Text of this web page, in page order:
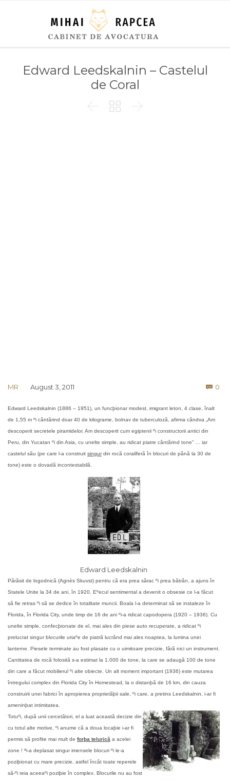
Edward Leedskalnin – Castelul
de Coral
  
MR August 3, 2011  0
Edward Leedskalnin (1886 – 1951), un funcþionar modest, imigrant leton, 4 clase, înalt
de 1,55 m ºi cântãrind doar 40 de kilograme, bolnav de tuberculozã, afirma cândva „Am
descoperit secretele piramidelor. Am descoperit cum egiptenii ºi constructorii antici din
Peru, din Yucatan ºi din Asia, cu unelte simple, au ridicat piatre cântãrind tone” … iar
castelul sãu (pe care l-a construit singurdin rocã coraliferã în blocuri de pânã la 30 de
tone) este o dovadã incontestabilã.
Edward Leedskalnin
Pãrãsit de logodnicã (Agnès Skuvst) pentru cã era prea sãrac ºi prea bãtrân, a ajuns în
Statele Unite la 34 de ani, în 1920. Eºecul sentimental a devenit o obsesie ce l-a fãcut
sã fie retras ºi sã se dedice în totalitate muncii. Boala l-a determinat sã se instaleze în
Florida, în Florida City, unde timp de 16 de ani ºi-a ridicat capodopera (1920 – 1936). Cu
unelte simple, confecþionate de el, mai ales din piese auto recuperate, a ridicat ºi
prelucrat singur blocurile uriaºe de piatrã lucrând mai ales noaptea, la lumina unei
lanterne. Piesele terminate au fost plasate cu o uimitoare precizie, fãrã nici un instrument.
Cantitatea de rocã folositã s-a estimat la 1.000 de tone, la care se adaugã 100 de tone
din care a fãcut mobilierul ºi alte obiecte. Un alt moment important (1936) este mutarea
întregului complex din Florida City în Homestead, la o distanþã de 16 km, din cauza
construirii unei fabrici în apropierea proprietãþii sale, ºi care, a pretins Leedskalnin, i-ar fi
ameninþat intimitatea.
Totuºi, dupã unii cercetãtori, el a luat aceastã decizie din
cu totul alte motive, ºi anume cã a doua locaþie i-ar fi
permis sã profite mai mult de forþa teluricã a acelei
zone ! ªi-a deplasat singur imensele blocuri ºi le-a
poziþionat cu mare precizie, astfel încât toate reperele
sã-ºi reia aceeaºi poziþie în complex. Blocurile nu au fost